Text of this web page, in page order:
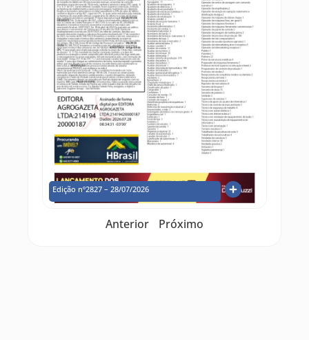
Edição nº2827 – 28/07/2026
Anterior Próximo